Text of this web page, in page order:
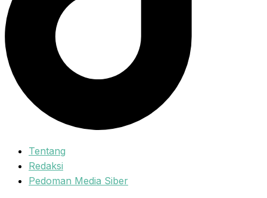
Tentang
Redaksi
Pedoman Media Siber